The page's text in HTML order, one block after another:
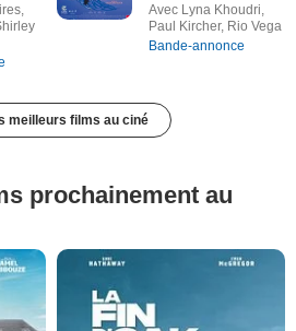
Avec Lyna Khoudri,
Paul Kircher, Rio Vega
Bande-annonce
meilleurs films au ciné
prochainement au